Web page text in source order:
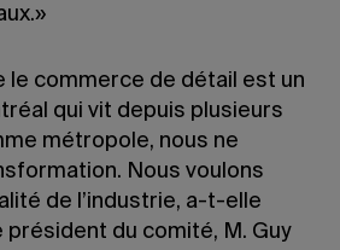
le commerce de détail est un
qui vit depuis plusieurs
métropole, nous ne
Nous voulons
de l’industrie, a-t-elle
du comité, M. Guy